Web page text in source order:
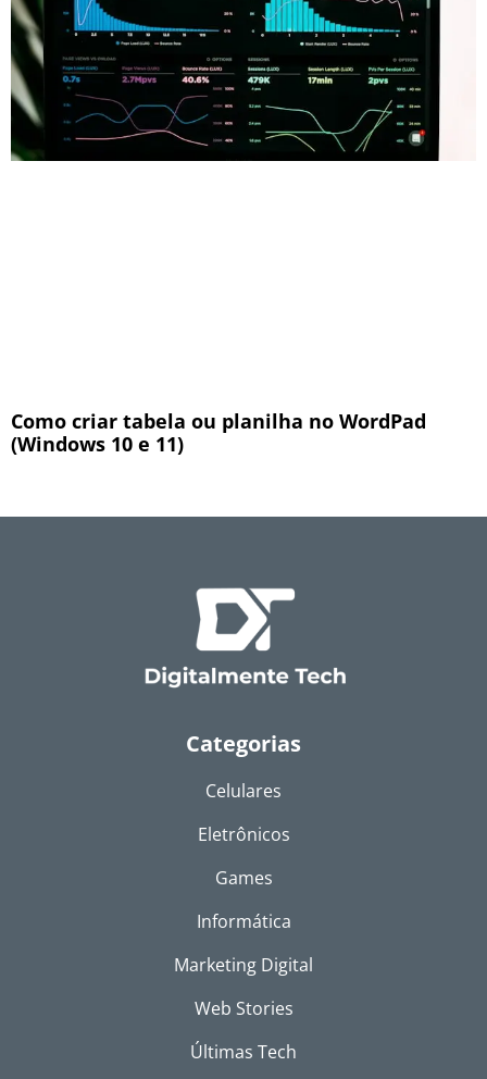
Como criar tabela ou planilha no WordPad
(Windows 10 e 11)
Categorias
Celulares
Eletrônicos
Games
Informática
Marketing Digital
Web Stories
Últimas Tech